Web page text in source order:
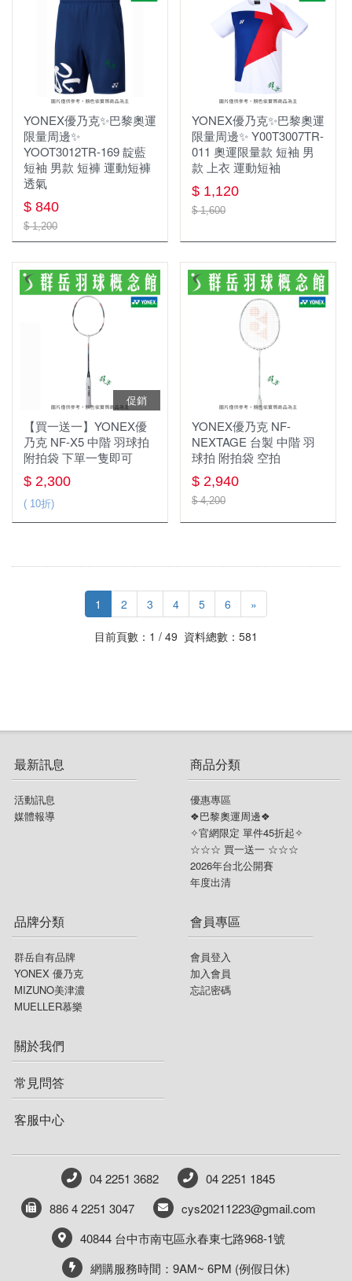
YONEX優乃克✨巴黎奧運
限量周邊✨
YOOT3012TR-169 靛藍
短袖 男款 短褲 運動短褲
透氣
$ 840
$ 1,200
YONEX優乃克✨巴黎奧運
限量周邊✨ Y00T3007TR-
011 奧運限量款 短袖 男
款 上衣 運動短袖
$ 1,120
$ 1,600
促銷
【買一送一】YONEX優
乃克 NF-X5 中階 羽球拍
附拍袋 下單一隻即可
$ 2,300
( 10折)
YONEX優乃克 NF-
NEXTAGE 台製 中階 羽
球拍 附拍袋 空拍
$ 2,940
$ 4,200
1 2 3 4 5 6 »
目前頁數：1 / 49 資料總數：581
最新訊息
活動訊息
媒體報導
商品分類
優惠專區
❖巴黎奧運周邊❖
✧官網限定 單件45折起✧
☆☆☆ 買一送一 ☆☆☆
2026年台北公開賽
年度出清
品牌分類
群岳自有品牌
YONEX 優乃克
MIZUNO美津濃
MUELLER慕樂
會員專區
會員登入
加入會員
忘記密碼
關於我們
常見問答
客服中心
04 2251 3682
04 2251 1845
886 4 2251 3047
cys20211223@gmail.com
40844 台中市南屯區永春東七路968-1號
網購服務時間：9AM~ 6PM (例假日休)